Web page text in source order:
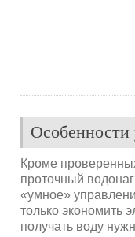
Особенности
Кроме
проточный
«умное»
только экономить
получать воду